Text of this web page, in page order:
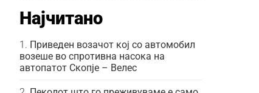
Најчитано
Приведен возачот кој со автомобил
возеше во спротивна насока на
автопатот Скопје – Велес